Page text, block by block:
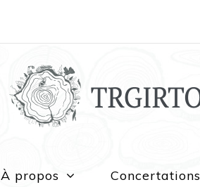
À propos Concertations